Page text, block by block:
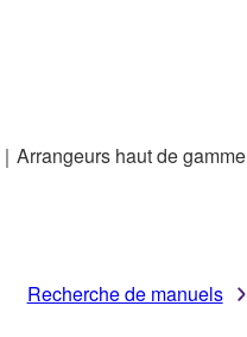
Arrangeurs haut de gamme
Recherche de manuels